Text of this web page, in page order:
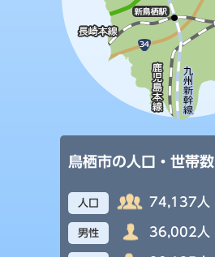
鳥栖市の人口・世帯数
人口 74,137人
男性 36,002人